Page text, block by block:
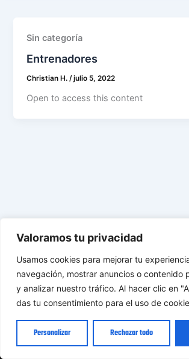
Valoramos tu privacidad
Usamos cookies para mejorar tu
navegación, mostrar anuncios o contenido
y analizar nuestro tráfico. Al hacer clic en
das tu consentimiento para el uso de
Personalizar Rechazar todo
Sin categoría
Entrenadores
Christian H./julio 5, 2022
Open to access this content
Política de Privacidad | ©️